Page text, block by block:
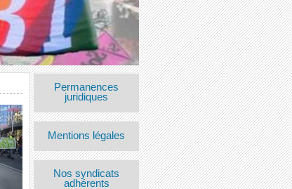
Permanences
juridiques
Mentions légales
Nos syndicats
adhérents